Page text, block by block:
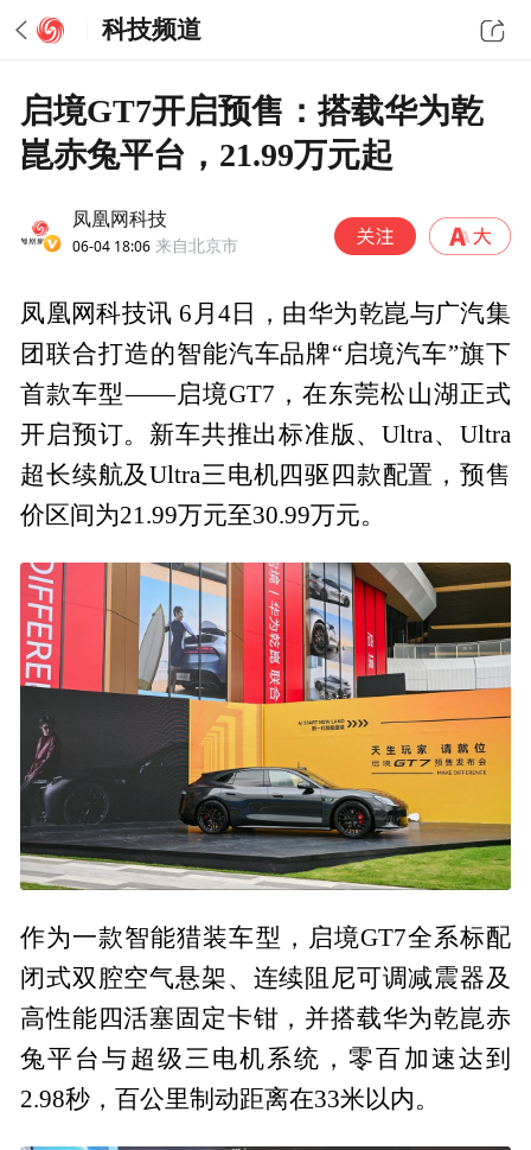
科技频道
启境GT7开启预售：搭载华为乾
崑赤兔平台，21.99万元起
凤凰网科技
06-04 18:06 来自北京市
凤凰网科技讯 6月4日，由华为乾崑与广汽集
团联合打造的智能汽车品牌“启境汽车”旗下
首款车型——启境GT7，在东莞松山湖正式
开启预订。新车共推出标准版、Ultra、Ultra
超长续航及Ultra三电机四驱四款配置，预售
价区间为21.99万元至30.99万元。
作为一款智能猎装车型，启境GT7全系标配
闭式双腔空气悬架、连续阻尼可调减震器及
高性能四活塞固定卡钳，并搭载华为乾崑赤
兔平台与超级三电机系统，零百加速达到
2.98秒，百公里制动距离在33米以内。